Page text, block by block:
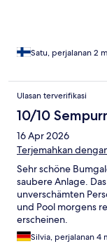
Satu, perjalanan 2
Ulasan terverifikasi
10/10
16 Apr 2026
Terjemahkan
Sehr schöne
saubere Anlage.
unverschämten
und Pool morgens
erscheinen.
Silvia, perjalanan 4